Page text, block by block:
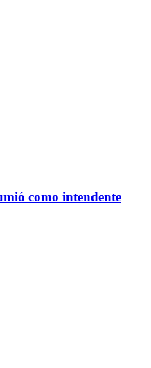
como intendente